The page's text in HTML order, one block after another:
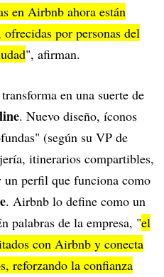
en Airbnb ahora están
por personas del
", afirman.
en una suerte de
. Nuevo diseño, íconos
(según su VP de
itinerarios compartibles,
un perfil que funciona como
. Airbnb lo define como un
palabras de la empresa, "el
con Airbnb y conecta
reforzando la confianza